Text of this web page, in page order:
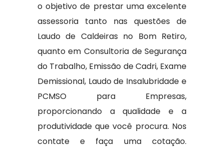
o objetivo de prestar uma excelente
assessoria tanto nas questões de
Laudo de Caldeiras no Bom Retiro,
quanto em Consultoria de Segurança
do Trabalho, Emissão de Cadri, Exame
Demissional, Laudo de Insalubridade e
PCMSO para Empresas,
proporcionando a qualidade e a
produtividade que você procura. Nos
contate e faça uma cotação.